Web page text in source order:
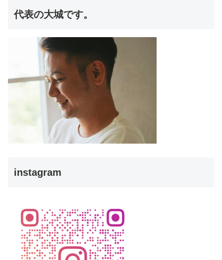
代表の大城です。
instagram